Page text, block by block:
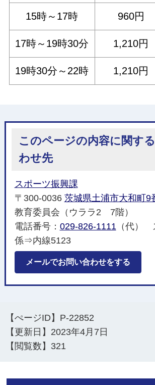
15時～17時 960円
17時～19時30分 1,210円
19時30分～22時 1,210円
このページの内容に関す
わせ先
スポーツ振興課
〒300-0036 茨城県土浦市大和町9
教育委員会（ウララ2 7階）
電話番号： 029-826-1111 （代）
係⇒内線5123
メールでお問い合わせをする
【ぺージID】 P-22852
【更新日】 2023年4月7日
【閲覧数】 321